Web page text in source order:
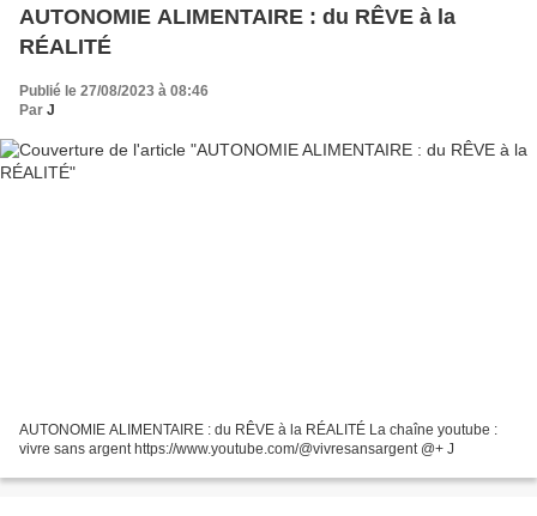
AUTONOMIE ALIMENTAIRE : du RÊVE à la
RÉALITÉ
Publié le 27/08/2023 à 08:46
Par J
AUTONOMIE ALIMENTAIRE : du RÊVE à la RÉALITÉ La chaîne youtube :
vivre sans argent https://www.youtube.com/@vivresansargent @+ J